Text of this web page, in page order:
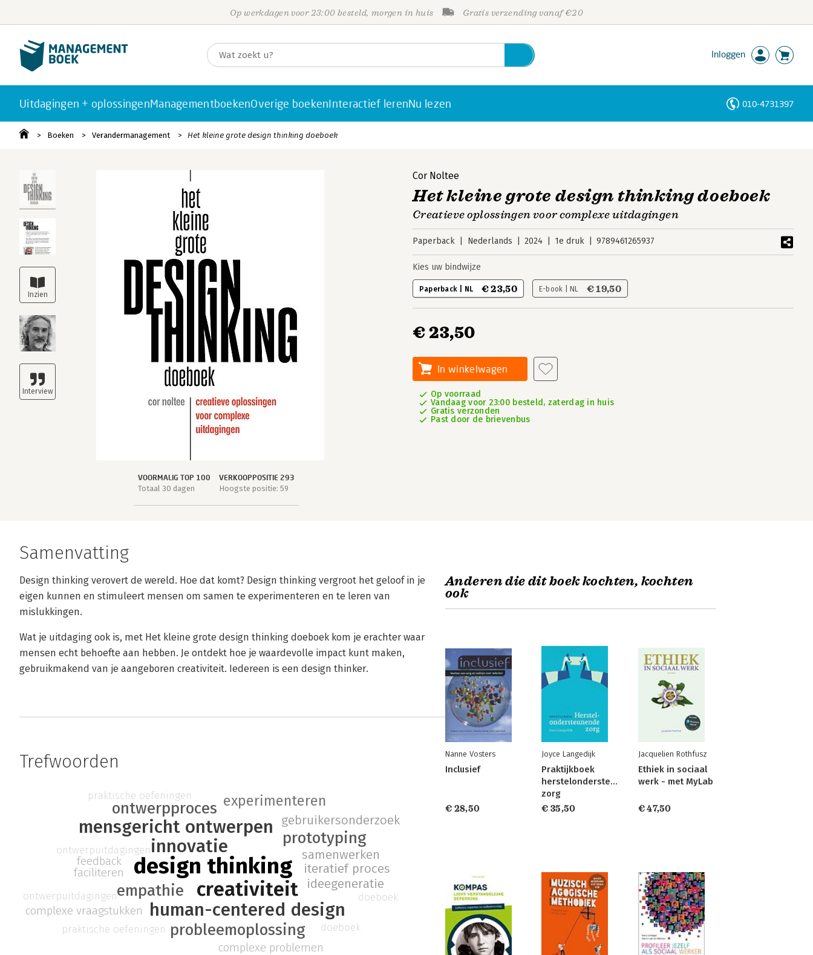
Op werkdagen voor 23:00 besteld, morgen in huis Gratis verzending vanaf €20
Inloggen
Uitdagingen + oplossingenManagementboekenOverige boekenInteractief lerenNu lezen 010-4731397
Boeken Verandermanagement Het kleine grote design thinking doeboek
VOORMALIG TOP 100
Totaal 30 dagen
VERKOOPPOSITIE 293
Hoogste positie: 59
Cor Noltee
Het kleine grote design thinking doeboek
Creatieve oplossingen voor complexe uitdagingen
Paperback Nederlands 2024 1e druk 9789461265937
Kies uw bindwijze
Paperback | NL € 23,50 E-book | NL € 19,50
€ 23,50
In winkelwagen
Op voorraad
Vandaag voor 23:00 besteld, zaterdag in huis
Gratis verzonden
Past door de brievenbus
Samenvatting
Design thinking verovert de wereld. Hoe dat komt? Design thinking vergroot het geloof in je
eigen kunnen en stimuleert mensen om samen te experimenteren en te leren van
mislukkingen.
Wat je uitdaging ook is, met Het kleine grote design thinking doeboek kom je erachter waar
mensen echt behoefte aan hebben. Je ontdekt hoe je waardevolle impact kunt maken,
gebruikmakend van je aangeboren creativiteit. Iedereen is een design thinker.
Trefwoorden
design thinking
creativiteit
innovatie
human-centered design
mensgericht ontwerpen
prototyping
empathie
probleemoplossing
ontwerpproces experimenteren
samenwerken
iteratief proces
gebruikersonderzoek
ideegeneratie
complexe problemen
faciliteren
complexe vraagstukken
feedback
praktische oefeningen
ontwerpuitdagingen
doeboek
praktische oefeningen
ontwerpuitdagingen
doeboek
Anderen die dit boek kochten, kochten
ook
Nanne Vosters
Inclusief
€ 28,50
Joyce Langedijk
Praktijkboek
herstelondersteunende
zorg
€ 35,50
Jacquelien Rothfusz
Ethiek in sociaal
werk - met MyLab
€ 47,50
Personen